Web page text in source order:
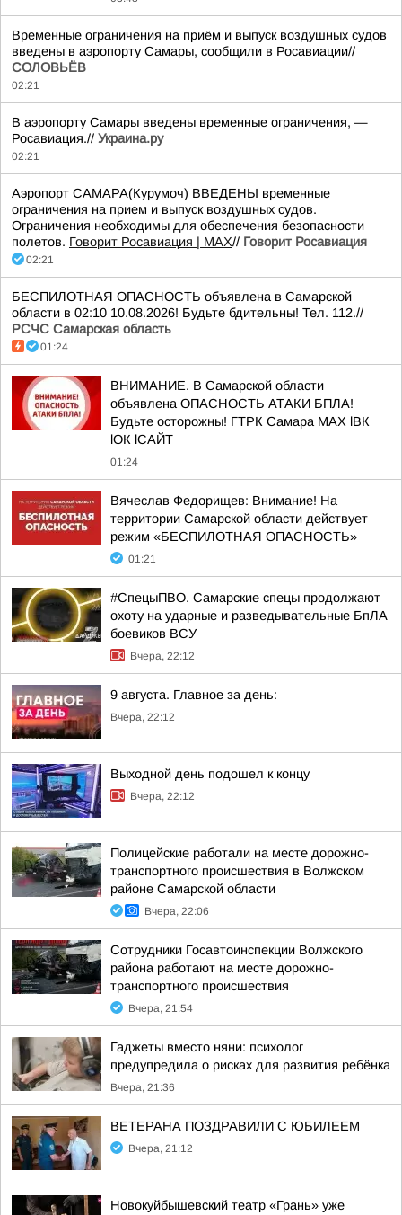
Временные ограничения на приём и выпуск воздушных судов
введены в аэропорту Самары, сообщили в Росавиации//
СОЛОВЬЁВ
02:21
В аэропорту Самары введены временные ограничения, —
Росавиация.// Украина.ру
02:21
Аэропорт САМАРА(Курумоч) ВВЕДЕНЫ временные
ограничения на прием и выпуск воздушных судов.
Ограничения необходимы для обеспечения безопасности
полетов. Говорит Росавиация | MAX// Говорит Росавиация
02:21
БЕСПИЛОТНАЯ ОПАСНОСТЬ объявлена в Самарской
области в 02:10 10.08.2026! Будьте бдительны! Тел. 112.//
РСЧС Самарская область
01:24
ВНИМАНИЕ. В Самарской области
объявлена ОПАСНОСТЬ АТАКИ БПЛА!
Будьте осторожны! ГТРК Самара MAX lВК
lОК lСАЙТ
01:24
Вячеслав Федорищев: Внимание! На
территории Самарской области действует
режим «БЕСПИЛОТНАЯ ОПАСНОСТЬ»
01:21
#СпецыПВО. Самарские спецы продолжают
охоту на ударные и разведывательные БпЛА
боевиков ВСУ
Вчера, 22:12
9 августа. Главное за день:
Вчера, 22:12
Выходной день подошел к концу
Вчера, 22:12
Полицейские работали на месте дорожно-
транспортного происшествия в Волжском
районе Самарской области
Вчера, 22:06
Сотрудники Госавтоинспекции Волжского
района работают на месте дорожно-
транспортного происшествия
Вчера, 21:54
Гаджеты вместо няни: психолог
предупредила о рисках для развития ребёнка
Вчера, 21:36
ВЕТЕРАНА ПОЗДРАВИЛИ С ЮБИЛЕЕМ
Вчера, 21:12
Новокуйбышевский театр «Грань» уже